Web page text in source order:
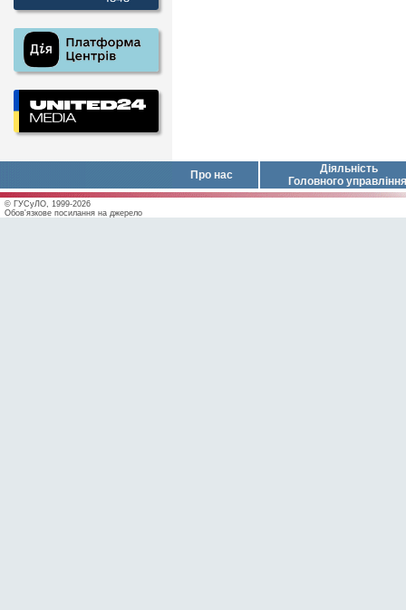
Про нас
Діяльність
Головного управління
© ГУСуЛО, 1999-2026
Обов'язкове посилання на джерело